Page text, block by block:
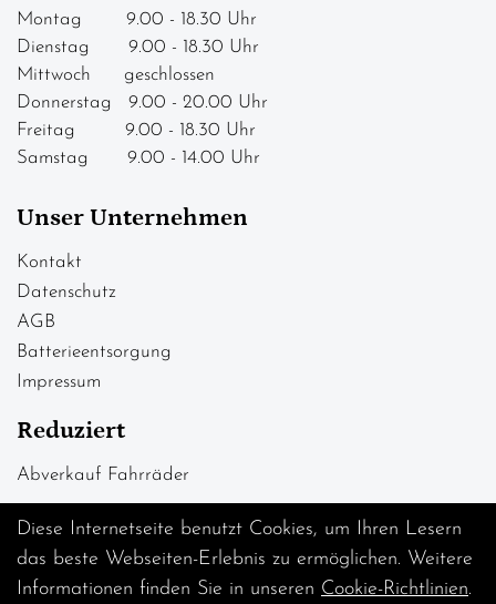
Montag 9.00 - 18.30 Uhr
Dienstag 9.00 - 18.30 Uhr
Mittwoch geschlossen
Donnerstag 9.00 - 20.00 Uhr
Freitag 9.00 - 18.30 Uhr
Samstag 9.00 - 14.00 Uhr
Unser Unternehmen
Kontakt
Datenschutz
AGB
Batterieentsorgung
Impressum
Reduziert
Abverkauf Fahrräder
Diese Internetseite benutzt Cookies, um Ihren Lesern
das beste Webseiten-Erlebnis zu ermöglichen. Weitere
Informationen finden Sie in unseren Cookie-Richtlinien.